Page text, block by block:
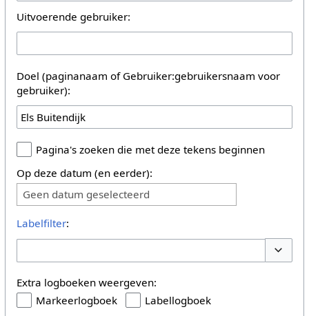
Uitvoerende gebruiker:
Doel (paginanaam of Gebruiker:gebruikersnaam voor
gebruiker):
Pagina's zoeken die met deze tekens beginnen
Op deze datum (en eerder):
Geen datum geselecteerd
Labelfilter:
Extra logboeken weergeven:
Markeerlogboek
Labellogboek